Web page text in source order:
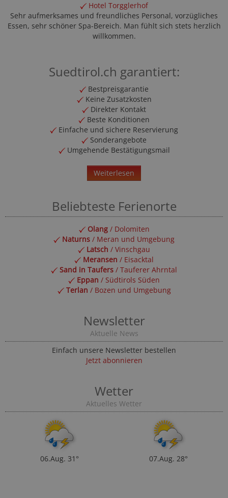
Hotel Torgglerhof
Sehr aufmerksames und freundliches Personal, vorzügliches
Essen, sehr schöner Spa-Bereich. Man fühlt sich stets herzlich
willkommen.
Suedtirol.ch garantiert:
Bestpreisgarantie
Keine Zusatzkosten
Direkter Kontakt
Beste Konditionen
Einfache und sichere Reservierung
Sonderangebote
Umgehende Bestätigungsmail
Weiterlesen
Beliebteste Ferienorte
Olang/ Dolomiten
Naturns / Meran und Umgebung
Latsch / Vinschgau
Meransen / Eisacktal
Sand in Taufers / Tauferer Ahrntal
Eppan / Südtirols Süden
Terlan / Bozen und Umgebung
Newsletter
Aktuelle News
Einfach unsere Newsletter bestellen
Jetzt abonnieren
Wetter
Aktuelles Wetter
06.Aug. 31° 07.Aug. 28°